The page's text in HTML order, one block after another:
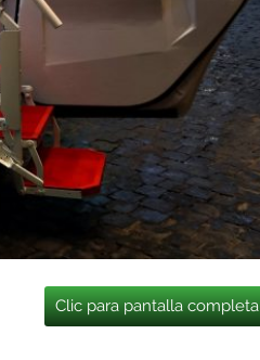
Clic para pantalla completa